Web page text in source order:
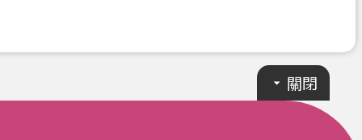
關閉